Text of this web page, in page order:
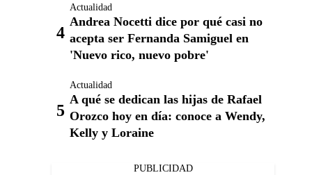
Actualidad
Andrea Nocetti dice por qué casi no
acepta ser Fernanda Samiguel en
'Nuevo rico, nuevo pobre'
Actualidad
A qué se dedican las hijas de Rafael
Orozco hoy en día: conoce a Wendy,
Kelly y Loraine
PUBLICIDAD